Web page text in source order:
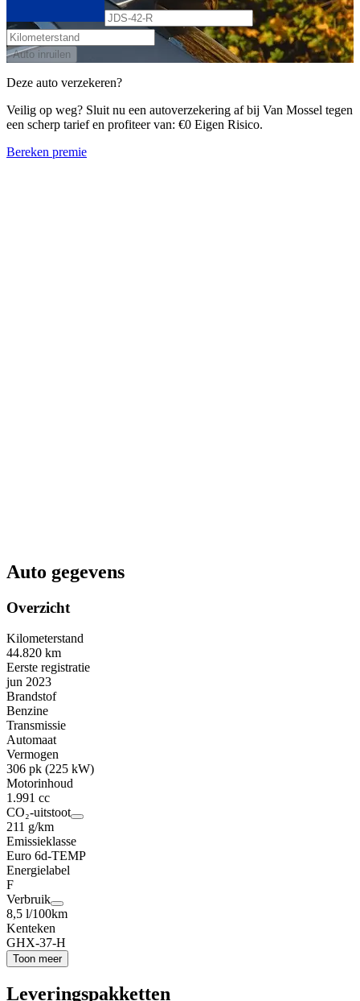
Auto inruilen
Deze auto verzekeren?
Veilig op weg? Sluit nu een autoverzekering af bij Van Mossel tegen
een scherp tarief en profiteer van: €0 Eigen Risico.
Bereken premie
Auto gegevens
Overzicht
Kilometerstand
44.820 km
Eerste registratie
jun 2023
Brandstof
Benzine
Transmissie
Automaat
Vermogen
306 pk (225 kW)
Motorinhoud
1.991 cc
CO₂-uitstoot
211 g/km
Emissieklasse
Euro 6d-TEMP
Energielabel
F
Verbruik
8,5 l/100km
Kenteken
GHX-37-H
Toon meer
Leveringspakketten